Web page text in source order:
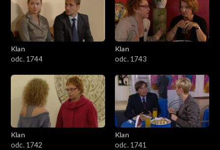
Klan
odc. 1744
Klan
odc. 1743
Klan
odc. 1742
Klan
odc. 1741